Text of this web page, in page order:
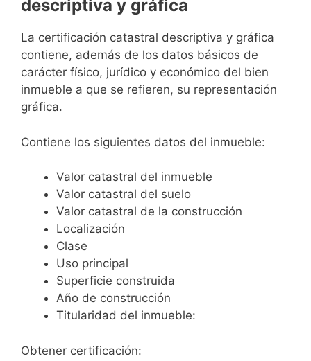
descriptiva y gráfica
La certificación catastral descriptiva y gráfica
contiene, además de los datos básicos de
carácter físico, jurídico y económico del bien
inmueble a que se refieren, su representación
gráfica.
Contiene los siguientes datos del inmueble:
Valor catastral del inmueble
Valor catastral del suelo
Valor catastral de la construcción
Localización
Clase
Uso principal
Superficie construida
Año de construcción
Titularidad del inmueble:
Obtener certificación: